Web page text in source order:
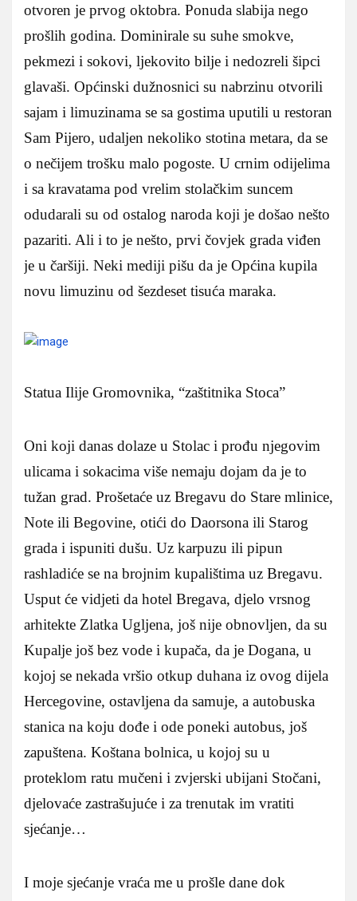
otvoren je prvog oktobra. Ponuda slabija nego
prošlih godina. Dominirale su suhe smokve,
pekmezi i sokovi, ljekovito bilje i nedozreli šipci
glavaši. Općinski dužnosnici su nabrzinu otvorili
sajam i limuzinama se sa gostima uputili u restoran
Sam Pijero, udaljen nekoliko stotina metara, da se
o nečijem trošku malo pogoste. U crnim odijelima
i sa kravatama pod vrelim stolačkim suncem
odudarali su od ostalog naroda koji je došao nešto
pazariti. Ali i to je nešto, prvi čovjek grada viđen
je u čaršiji. Neki mediji pišu da je Općina kupila
novu limuzinu od šezdeset tisuća maraka.
Statua Ilije Gromovnika, “zaštitnika Stoca”
Oni koji danas dolaze u Stolac i prođu njegovim
ulicama i sokacima više nemaju dojam da je to
tužan grad. Prošetaće uz Bregavu do Stare mlinice,
Note ili Begovine, otići do Daorsona ili Starog
grada i ispuniti dušu. Uz karpuzu ili pipun
rashladiće se na brojnim kupalištima uz Bregavu.
Usput će vidjeti da hotel Bregava, djelo vrsnog
arhitekte Zlatka Ugljena, još nije obnovljen, da su
Kupalje još bez vode i kupača, da je Dogana, u
kojoj se nekada vršio otkup duhana iz ovog dijela
Hercegovine, ostavljena da samuje, a autobuska
stanica na koju dođe i ode poneki autobus, još
zapuštena. Koštana bolnica, u kojoj su u
proteklom ratu mučeni i zvjerski ubijani Stočani,
djelovaće zastrašujuće i za trenutak im vratiti
sjećanje…
I moje sjećanje vraća me u prošle dane dok